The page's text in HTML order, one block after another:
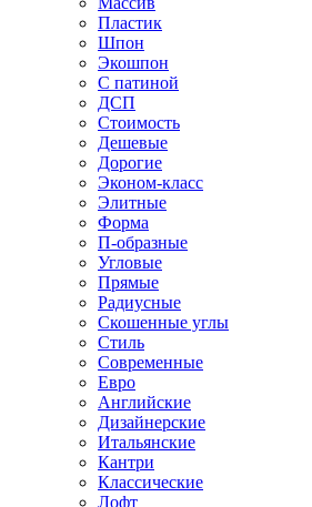
Пластик
Шпон
Экошпон
С патиной
ДСП
Стоимость
Дешевые
Дорогие
Эконом-класс
Элитные
Форма
П-образные
Угловые
Прямые
Радиусные
Скошенные углы
Стиль
Современные
Евро
Английские
Дизайнерские
Итальянские
Кантри
Классические
Лофт